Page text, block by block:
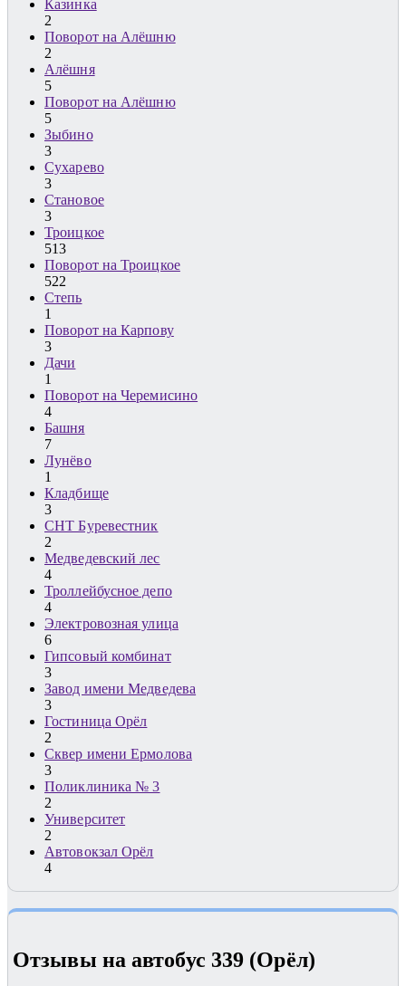
Казинка
2
Поворот на Алёшню
2
Алёшня
5
Поворот на Алёшню
5
Зыбино
3
Сухарево
3
Становое
3
Троицкое
513
Поворот на Троицкое
522
Степь
1
Поворот на Карпову
3
Дачи
1
Поворот на Черемисино
4
Башня
7
Лунёво
1
Кладбище
3
СНТ Буревестник
2
Медведевский лес
4
Троллейбусное депо
4
Электровозная улица
6
Гипсовый комбинат
3
Завод имени Медведева
3
Гостиница Орёл
2
Сквер имени Ермолова
3
Поликлиника № 3
2
Университет
2
Автовокзал Орёл
4
Отзывы на автобус 339 (Орёл)